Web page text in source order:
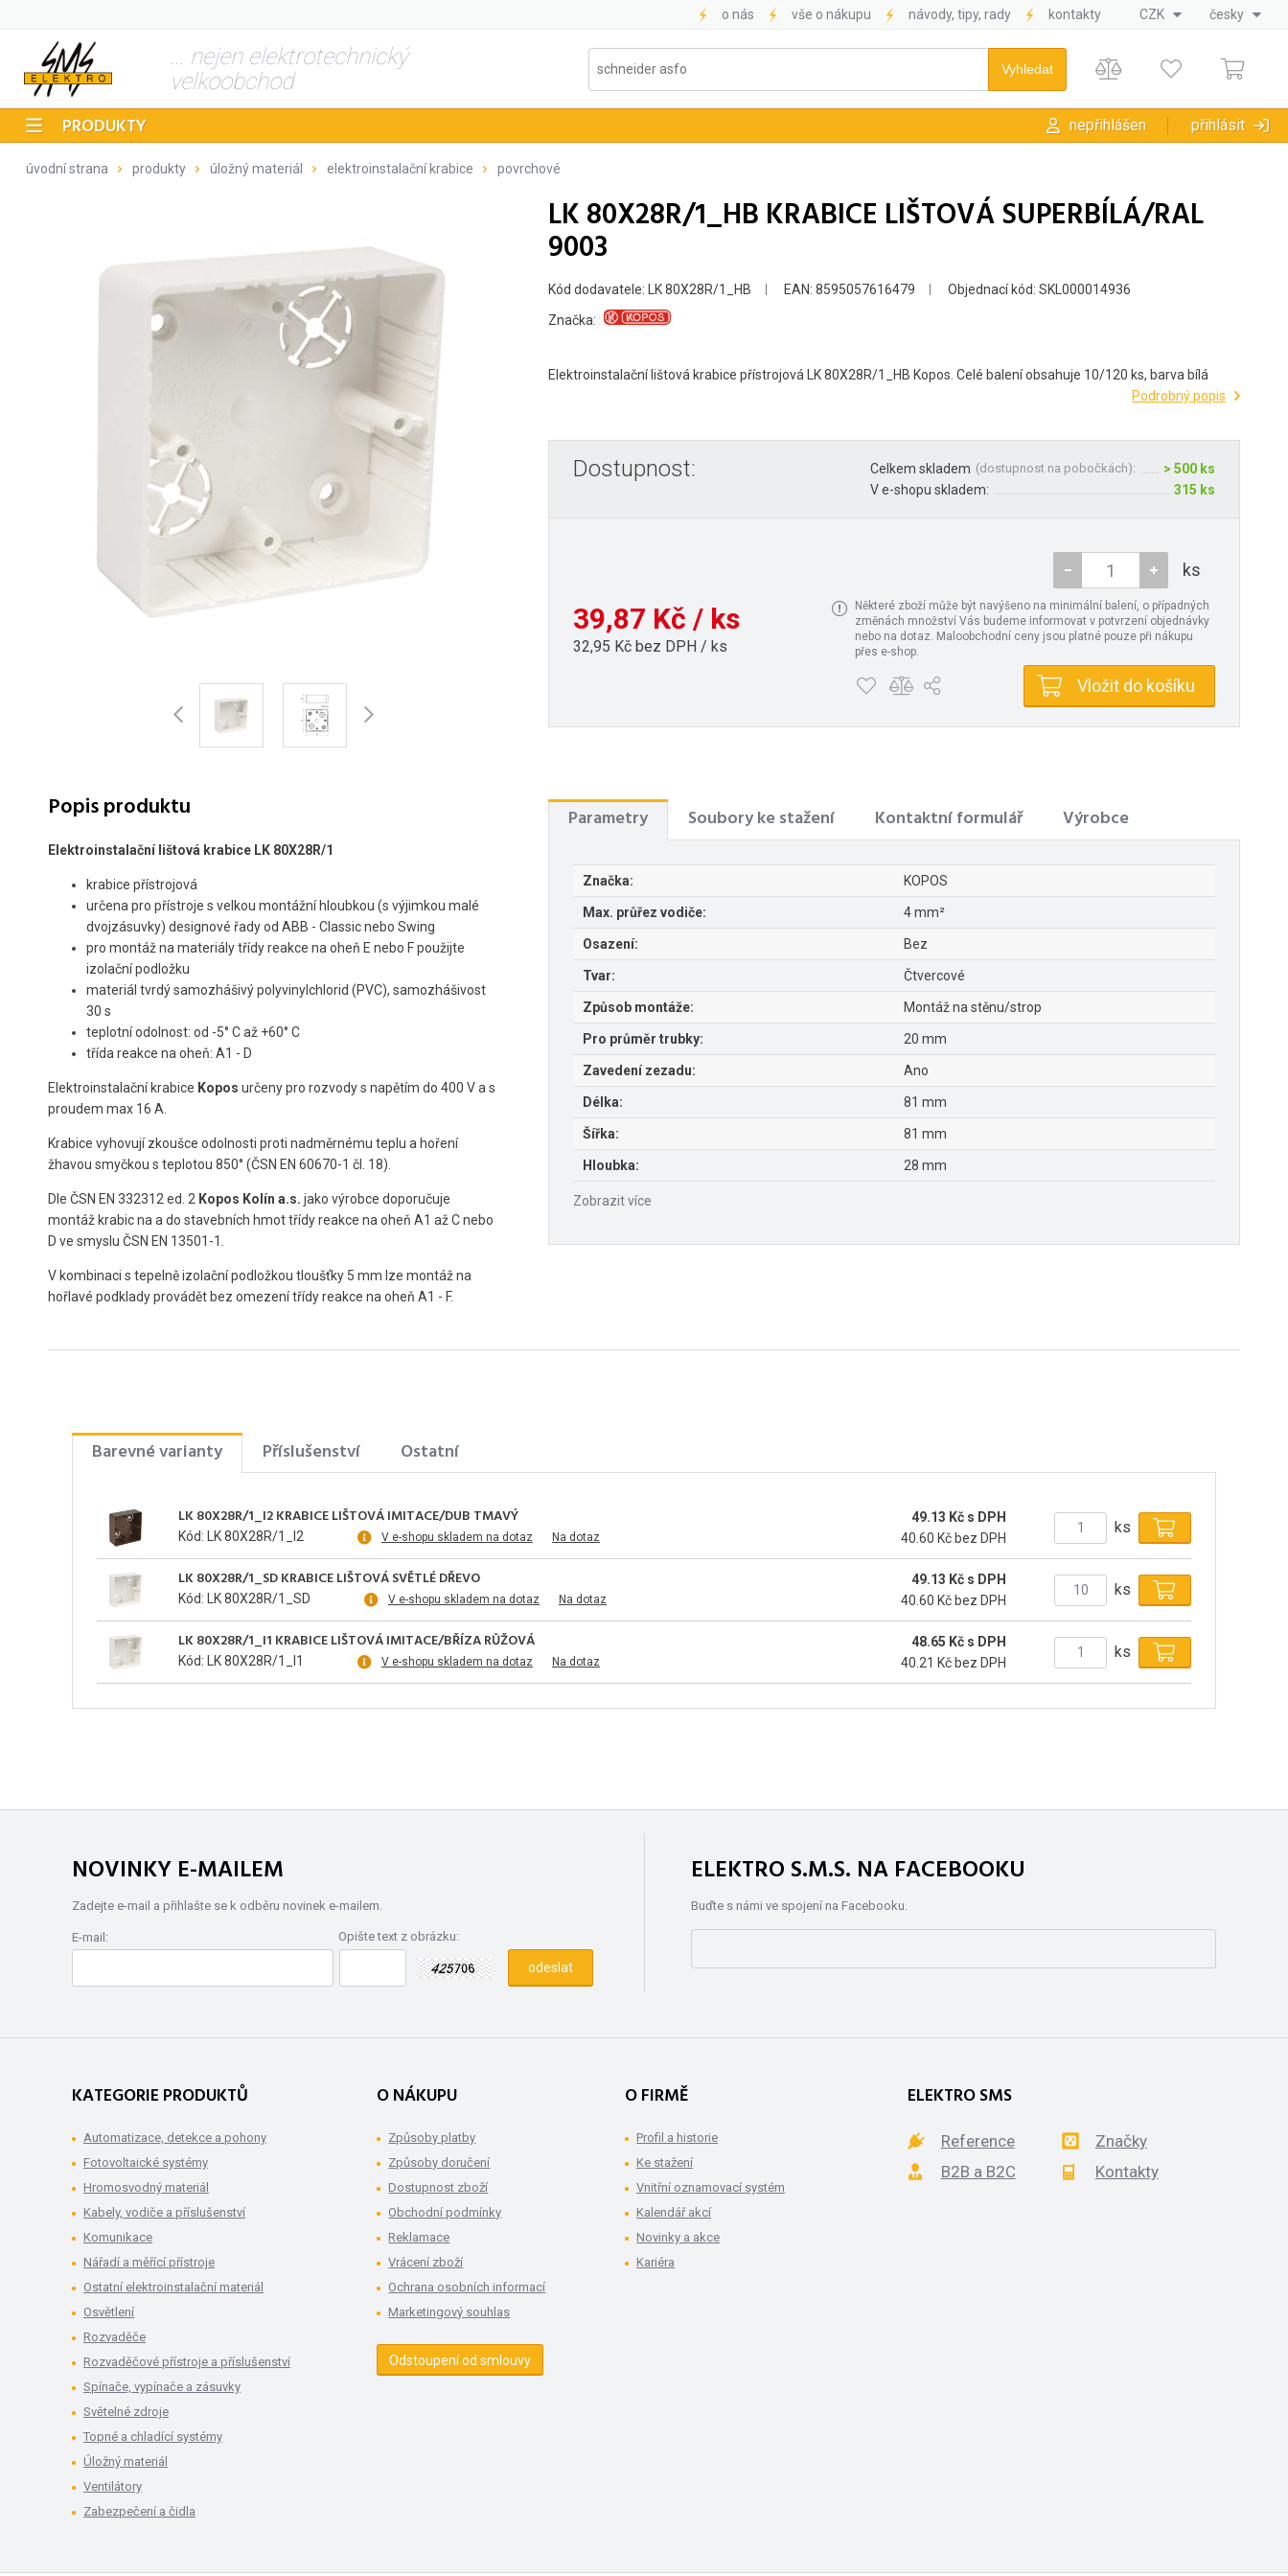
o nás vše o nákupu návody, tipy, rady kontakty CZK česky
... nejen elektrotechnický
velkoobchod
PRODUKTY nepřihlášen přihlásit
úvodní strana produkty úložný materiál elektroinstalační krabice povrchové
Popis produktu
Elektroinstalační lištová krabice LK 80X28R/1
krabice přístrojová
určena pro přístroje s velkou montážní hloubkou (s výjimkou malé
dvojzásuvky) designové řady od ABB - Classic nebo Swing
pro montáž na materiály třídy reakce na oheň E nebo F použijte
izolační podložku
materiál tvrdý samozhášivý polyvinylchlorid (PVC), samozhášivost
30 s
teplotní odolnost: od -5° C až +60° C
třída reakce na oheň: A1 - D
Elektroinstalační krabice Kopos určeny pro rozvody s napětím do 400 V a s
proudem max 16 A.
Krabice vyhovují zkoušce odolnosti proti nadměrnému teplu a hoření
žhavou smyčkou s teplotou 850° (ČSN EN 60670-1 čl. 18).
Dle ČSN EN 332312 ed. 2 Kopos Kolín a.s. jako výrobce doporučuje
montáž krabic na a do stavebních hmot třídy reakce na oheň A1 až C nebo
D ve smyslu ČSN EN 13501-1.
V kombinaci s tepelně izolační podložkou tloušťky 5 mm lze montáž na
hořlavé podklady provádět bez omezení třídy reakce na oheň A1 - F.
LK 80X28R/1_HB KRABICE LIŠTOVÁ SUPERBÍLÁ/RAL
9003
Kód dodavatele: LK 80X28R/1_HB EAN: 8595057616479 Objednací kód: SKL000014936
Značka:
Elektroinstalační lištová krabice přístrojová LK 80X28R/1_HB Kopos. Celé balení obsahuje 10/120 ks, barva bílá
Podrobný popis
Dostupnost: Celkem skladem (dostupnost na pobočkách):
> 500 ks
V e-shopu skladem:
315 ks
39,87 Kč / ks
32,95 Kč bez DPH / ks
ks
Některé zboží může být navýšeno na minimální balení, o případných
změnách množství Vás budeme informovat v potvrzení objednávky
nebo na dotaz. Maloobchodní ceny jsou platné pouze při nákupu
přes e-shop.
Vložit do košíku
Parametry Soubory ke stažení Kontaktní formulář Výrobce
Značka: KOPOS
Max. průřez vodiče: 4 mm²
Osazení: Bez
Tvar: Čtvercové
Způsob montáže: Montáž na stěnu/strop
Pro průměr trubky: 20 mm
Zavedení zezadu: Ano
Délka: 81 mm
Šířka: 81 mm
Hloubka: 28 mm
Zobrazit více
Barevné varianty Příslušenství Ostatní
LK 80X28R/1_I2 KRABICE LIŠTOVÁ IMITACE/DUB TMAVÝ
Kód: LK 80X28R/1_I2 V e-shopu skladem na dotaz Na dotaz
49.13 Kč s DPH
40.60 Kč bez DPH
ks
LK 80X28R/1_SD KRABICE LIŠTOVÁ SVĚTLÉ DŘEVO
Kód: LK 80X28R/1_SD V e-shopu skladem na dotaz Na dotaz
49.13 Kč s DPH
40.60 Kč bez DPH
ks
LK 80X28R/1_I1 KRABICE LIŠTOVÁ IMITACE/BŘÍZA RŮŽOVÁ
Kód: LK 80X28R/1_I1 V e-shopu skladem na dotaz Na dotaz
48.65 Kč s DPH
40.21 Kč bez DPH
ks
NOVINKY E-MAILEM
Zadejte e-mail a přihlašte se k odběru novinek e-mailem.
E-mail: Opište text z obrázku:
ELEKTRO S.M.S. NA FACEBOOKU
Buďte s námi ve spojení na Facebooku.
KATEGORIE PRODUKTŮ
Automatizace, detekce a pohony
Fotovoltaické systémy
Hromosvodný materiál
Kabely, vodiče a příslušenství
Komunikace
Nářadí a měřící přístroje
Ostatní elektroinstalační materiál
Osvětlení
Rozvaděče
Rozvaděčové přístroje a příslušenství
Spínače, vypínače a zásuvky
Světelné zdroje
Topné a chladící systémy
Úložný materiál
Ventilátory
Zabezpečení a čidla
O NÁKUPU
Způsoby platby
Způsoby doručení
Dostupnost zboží
Obchodní podmínky
Reklamace
Vrácení zboží
Ochrana osobních informací
Marketingový souhlas
Odstoupení od smlouvy
O FIRMĚ
Profil a historie
Ke stažení
Vnitřní oznamovací systém
Kalendář akcí
Novinky a akce
Kariéra
ELEKTRO SMS
Reference
Značky
B2B a B2C
Kontakty